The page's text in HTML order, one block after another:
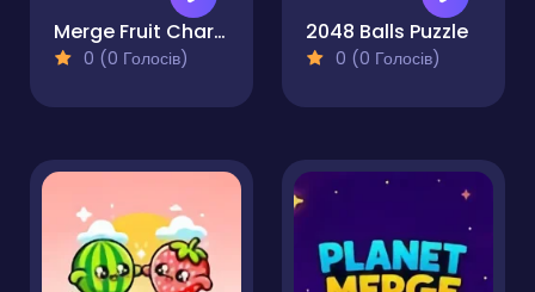
Merge Fruit Characters
0 (0 Голосів)
2048 Balls Puzzle
0 (0 Голосів)